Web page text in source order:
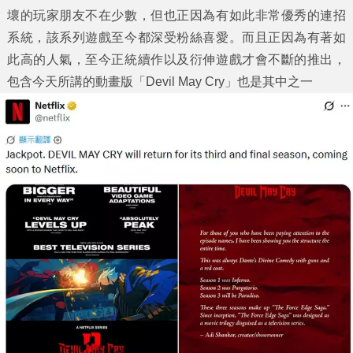
壞的玩家朋友不在少數，但也正因為有如此非常優秀的連招
系統，該系列遊戲至今都深受粉絲喜愛。而且正因為有著如
此高的人氣，至今正統續作以及衍伸遊戲才會不斷的推出，
包含今天所講的動畫版「Devil May Cry」也是其中之一